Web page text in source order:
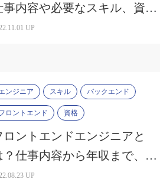
事内容や必要なスキル、資格
ついて解説
UP
ンジニア スキル バックエンド
ロントエンド 資格
ロントエンドエンジニアと
？仕事内容から年収まで、気
なる転職事情を公開
UP